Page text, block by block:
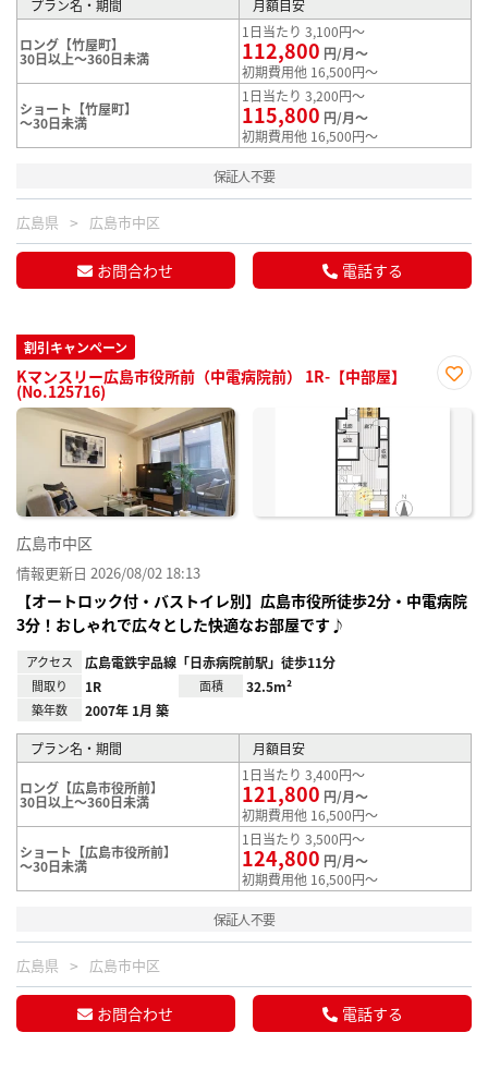
プラン名・期間 月額目安
ロング【竹屋町】
30日以上～360日未満
1日当たり 3,100円～
112,800 円/月～
初期費用他 16,500円～
ショート【竹屋町】
～30日未満
1日当たり 3,200円～
115,800 円/月～
初期費用他 16,500円～
保証人不要
広島県 広島市中区
お問合わせ 電話する
割引キャンペーン
Kマンスリー広島市役所前（中電病院前） 1R-【中部屋】
(No.125716)
に入
広島市中区
情報更新日 2026/08/02 18:13
【オートロック付・バストイレ別】広島市役所徒歩2分・中電病院
3分！おしゃれで広々とした快適なお部屋です♪
アクセス 広島電鉄宇品線「日赤病院前駅」徒歩11分
間取り 1R 面積 32.5m²
築年数 2007年 1月 築
プラン名・期間 月額目安
ロング【広島市役所前】
30日以上～360日未満
1日当たり 3,400円～
121,800 円/月～
初期費用他 16,500円～
ショート【広島市役所前】
～30日未満
1日当たり 3,500円～
124,800 円/月～
初期費用他 16,500円～
保証人不要
広島県 広島市中区
お問合わせ 電話する